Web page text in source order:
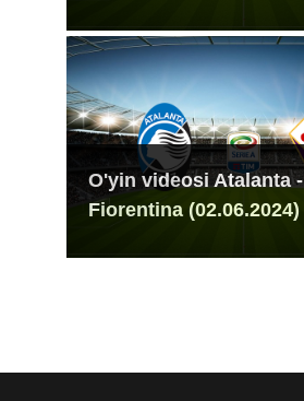
O'yin videosi Atalanta -
Fiorentina (02.06.2024)